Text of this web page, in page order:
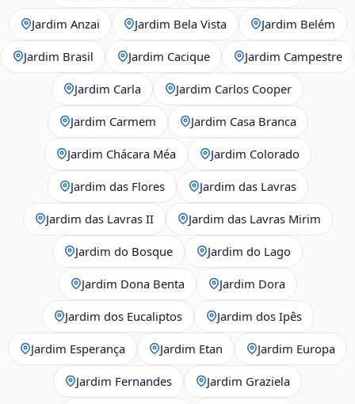
Jardim Anzai Jardim Bela Vista Jardim Belém
Jardim Brasil Jardim Cacique Jardim Campestre
Jardim Carla Jardim Carlos Cooper
Jardim Carmem Jardim Casa Branca
Jardim Chácara Méa Jardim Colorado
Jardim das Flores Jardim das Lavras
Jardim das Lavras II Jardim das Lavras Mirim
Jardim do Bosque Jardim do Lago
Jardim Dona Benta Jardim Dora
Jardim dos Eucaliptos Jardim dos Ipês
Jardim Esperança Jardim Etan Jardim Europa
Jardim Fernandes Jardim Graziela